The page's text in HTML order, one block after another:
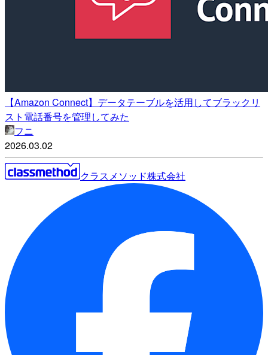
【Amazon Connect】データテーブルを活用してブラックリ
スト電話番号を管理してみた
フニ
2026.03.02
クラスメソッド株式会社